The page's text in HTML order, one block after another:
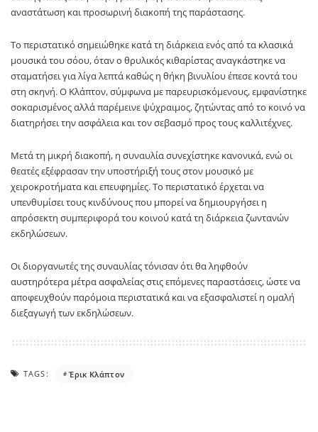
αναστάτωση και προσωρινή διακοπή της παράστασης.
Το περιστατικό σημειώθηκε κατά τη διάρκεια ενός από τα κλασικά
μουσικά του σόου, όταν ο θρυλικός κιθαρίστας αναγκάστηκε να
σταματήσει για λίγα λεπτά καθώς η θήκη βινυλίου έπεσε κοντά του
στη σκηνή. Ο Κλάπτον, σύμφωνα με παρευρισκόμενους, εμφανίστηκε
σοκαρισμένος αλλά παρέμεινε ψύχραιμος, ζητώντας από το κοινό να
διατηρήσει την ασφάλεια και τον σεβασμό προς τους καλλιτέχνες.
Μετά τη μικρή διακοπή, η συναυλία συνεχίστηκε κανονικά, ενώ οι
θεατές εξέφρασαν την υποστήριξή τους στον μουσικό με
χειροκροτήματα και επευφημίες. Το περιστατικό έρχεται να
υπενθυμίσει τους κινδύνους που μπορεί να δημιουργήσει η
απρόσεκτη συμπεριφορά του κοινού κατά τη διάρκεια ζωντανών
εκδηλώσεων.
Οι διοργανωτές της συναυλίας τόνισαν ότι θα ληφθούν
αυστηρότερα μέτρα ασφαλείας στις επόμενες παραστάσεις, ώστε να
αποφευχθούν παρόμοια περιστατικά και να εξασφαλιστεί η ομαλή
διεξαγωγή των εκδηλώσεων.
TAGS: Έρικ Κλάπτον